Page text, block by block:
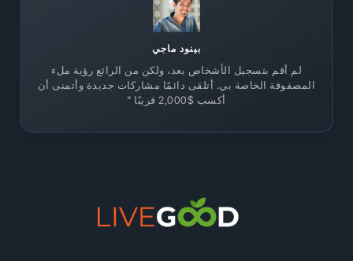
بينود ماجي
لم أقم بتسجيل الأشخاص بعد، ولكن من الرائع رؤية ملء
المصفوفة الخاصة بي. أتلقى دائمًا مشاركات جديدة وأتمنى أن
أكسب $2,000 قريبًا "